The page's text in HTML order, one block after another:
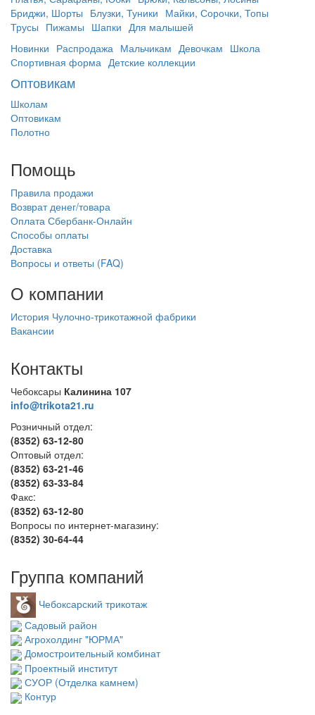
Бриджи, Шорты Блузки, Туники Майки, Сорочки, Топы
Трусы Пижамы Шапки Для малышей
Новинки Распродажа Мальчикам Девочкам Школа
Спортивная форма Детские коллекции
Оптовикам
Школам
Оптовикам
Полотно
Помощь
Правила продажи
Возврат денег/товара
Оплата Сбербанк-Онлайн
Способы оплаты
Доставка
Вопросы и ответы (FAQ)
О компании
История Чулочно-трикотажной фабрики
Вакансии
Контакты
Чебоксары Калинина 107
info@trikota21.ru
Розничный отдел:
(8352) 63-12-80
Оптовый отдел:
(8352) 63-21-46
(8352) 63-33-84
Факс:
(8352) 63-12-80
Вопросы по интернет-магазину:
(8352) 30-64-44
Группа компаний
Чебоксарский трикотаж
Садовый район
Агрохолдинг "ЮРМА"
Домостроительный комбинат
Проектный институт
СУОР (Отделка камнем)
Контур